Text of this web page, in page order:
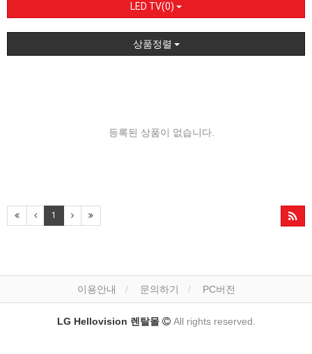
LED TV(0)
상품정렬
등록된 상품이 없습니다.
1
이용안내 문의하기 PC버전
LG Hellovision 렌탈몰 All rights reserved.